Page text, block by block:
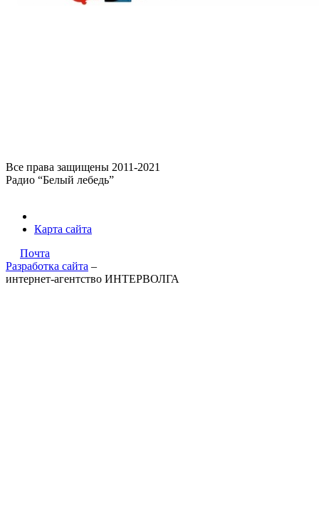
Все права защищены 2011-2021
Радио “Белый лебедь”
Карта сайта
Почта
Разработка сайта –
интернет-агентство ИНТЕРВОЛГА